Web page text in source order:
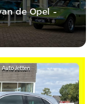
de Opel -